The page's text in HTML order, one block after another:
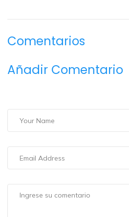
Comentarios
Añadir Comentario